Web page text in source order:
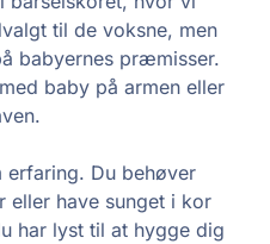
til de voksne, men
babyernes præmisser.
baby på armen eller
Du behøver
eller have sunget i kor
har lyst til at hygge dig